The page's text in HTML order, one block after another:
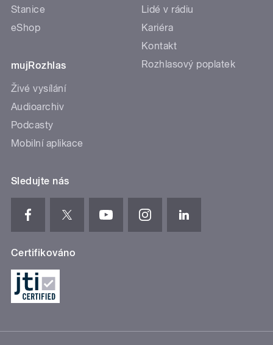
Stanice
eShop
mujRozhlas
Živé vysílání
Audioarchiv
Podcasty
Mobilní aplikace
Lidé v rádiu
Kariéra
Kontakt
Rozhlasový poplatek
Sledujte nás
Certifikováno